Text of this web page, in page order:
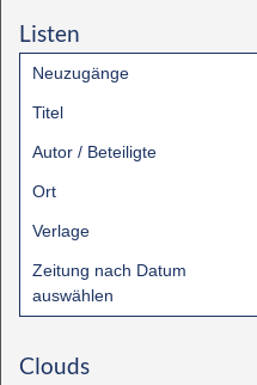
Listen
Neuzugänge
Titel
Autor / Beteiligte
Ort
Verlage
Zeitung nach Datum
auswählen
Clouds